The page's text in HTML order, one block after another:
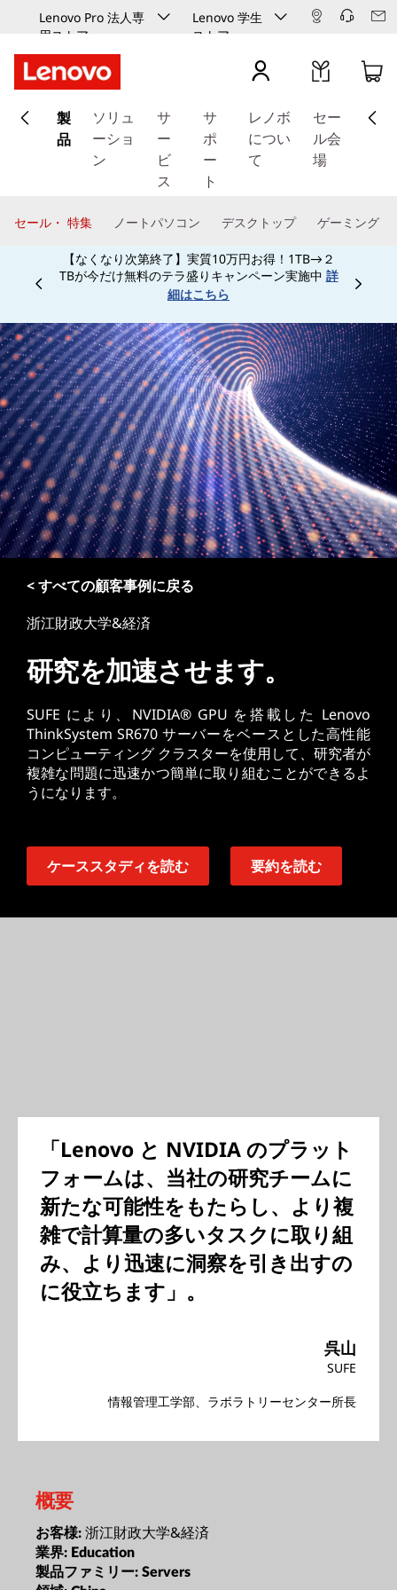
Lenovo Pro 法人専
用ストア
Lenovo 学生
ストア
イ
ン
ッ
プ
す
る
製
品
ソリュ
ーショ
ン
サ
ー
ビ
ス
サ
ポ
ー
ト
レノボ
につい
て
セー
ル会
場
セール・ 特集 ノートパソコン デスクトップ ゲーミング
【なくなり次第終了】実質10万円お得！1TB→２
TBが今だけ無料のテラ盛りキャンペーン実施中 詳
細はこちらCurrently displaying item 3 of
< すべての顧客事例に戻る
浙江財政大学&経済
研究を加速させます。
SUFE により、NVIDIA® GPU を搭載した Lenovo
ThinkSystem SR670 サーバーをベースとした高性能
コンピューティング クラスターを使用して、研究者が
複雑な問題に迅速かつ簡単に取り組むことができるよ
うになります。
ケーススタディを読む 要約を読む
「Lenovo と NVIDIA のプラット
フォームは、当社の研究チームに
新たな可能性をもたらし、より複
雑で計算量の多いタスクに取り組
み、より迅速に洞察を引き出すの
に役立ちます」。
呉山
SUFE
情報管理工学部、ラボラトリーセンター所長
概要
お客様: 浙江財政大学&経済
業界: Education
製品ファミリー: Servers